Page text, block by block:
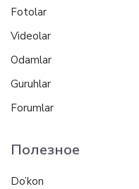
Fotolar
Videolar
Odamlar
Guruhlar
Forumlar
Полезное
Do’kon